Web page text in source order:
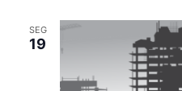
SEG
19